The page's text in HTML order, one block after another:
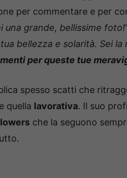
per commentare e per
una grande, bellissime foto!
bellezza e solarità. Sei la
per queste tue
spesso scatti che
e quella lavorativa. Il suo
che la seguono